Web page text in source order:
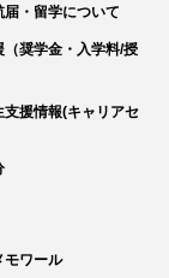
届・留学について
（奨学金・入学料/授
支援情報(キャリアセ
モワール